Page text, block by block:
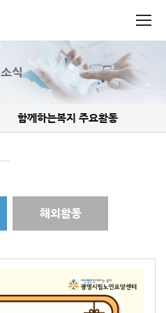
소식
함께하는복지 주요활동
해외활동